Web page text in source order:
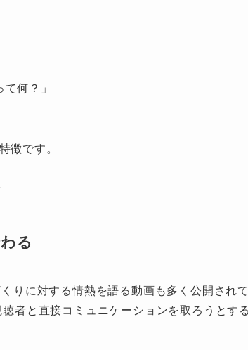
何？」
徴です。
る
りに対する情熱を語る動画も多く公開され
者と直接コミュニケーションを取ろうとす